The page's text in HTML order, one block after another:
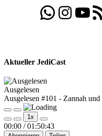
Folgt uns auf
Besucht unseren
Aktueller JediCast
Ausgelesen
Ausgelesen #101 - Zannah
Play
Episode
Pause
Episode
1x
00:00 / 01:50:43